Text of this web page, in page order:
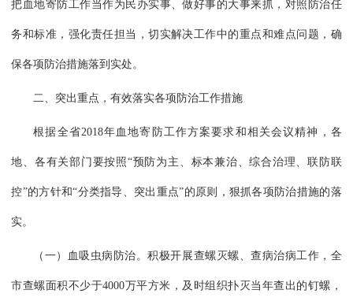
把血地寄防工作当作为民办实事、做好事的大事来抓，对照防治任
务和标准，强化责任担当，切实解决工作中的重点和难点问题，确
保各项防治措施落到实处。
二、突出重点，有效落实各项防治工作措施
根据全省2018年血地寄防工作方案要求和相关会议精神，各
地、各有关部门要按照“预防为主、标本兼治、综合治理、联防联
控”的方针和“分类指导、突出重点”的原则，狠抓各项防治措施的落
实。
（一）血吸虫病防治。积极开展查螺灭螺、查病治病工作，全
市查螺面积不少于4000万平方米，及时组织扑灭当年查出的钉螺，